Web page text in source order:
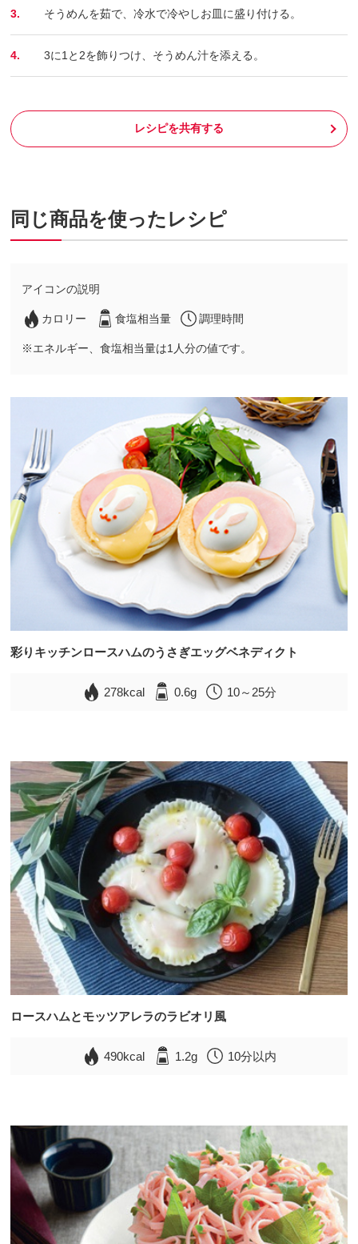
3. そうめんを茹で、冷水で冷やしお皿に盛り付ける。
4. 3に1と2を飾りつけ、そうめん汁を添える。
レシピを共有する
同じ商品を使ったレシピ
アイコンの説明
カロリー 食塩相当量 調理時間
※エネルギー、食塩相当量は1人分の値です。
彩りキッチンロースハムのうさぎエッグベネディクト
278kcal 0.6g 10～25分
ロースハムとモッツアレラのラビオリ風
490kcal 1.2g 10分以内